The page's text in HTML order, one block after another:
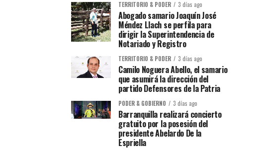
TERRITORIO & PODER 3 días ago
Abogado samario Joaquín José
Méndez Llach se perfila para
dirigir la Superintendencia de
Notariado y Registro
TERRITORIO & PODER 3 días ago
Camilo Noguera Abello, el samario
que asumirá la dirección del
partido Defensores de la Patria
PODER & GOBIERNO 3 días ago
Barranquilla realizará concierto
gratuito por la posesión del
presidente Abelardo De la
Espriella